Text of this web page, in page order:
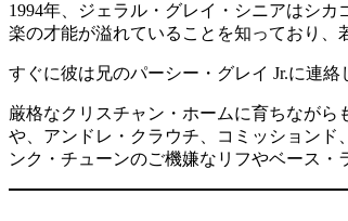
1994年、ジェラル・グレイ・シニアはシ
楽の才能が溢れていることを知っており、
すぐに彼は兄のパーシー・グレイ Jr.に連
厳格なクリスチャン・ホームに育ちなが
や、アンドレ・クラウチ、コミッションド
ンク・チューンのご機嫌なリフやベース・